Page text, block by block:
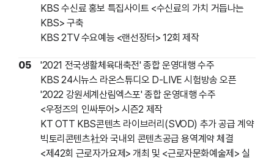
KBS 수신료 홍보 특집사이트 <수신료의 가치 거듭나는
KBS> 구축
KBS 2TV 수요예능 <랜선장터> 12회 제작
05
'2021 전국생활체육대축전' 종합 운영대행 수주
KBS 24시뉴스 라온스튜디오 D-LIVE 시험방송 오픈
'2022 강원세계산림엑스포' 종합 운영대행 수주
<우정즈의 인싸투어> 시즌2 제작
KT OTT KBS콘텐츠 라이브러리(SVOD) 추가 공급 계약
빅토리콘텐츠社와 국내외 콘텐츠공급 용역계약 체결
<제42회 근로자가요제> 개최 및 <근로자문화예술제> 실